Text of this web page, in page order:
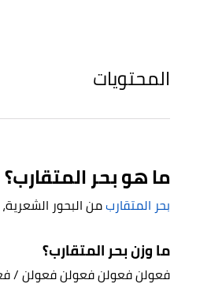
المحتويات
ما هو بحر المتقارب؟
بحر المتقاربمن البحور
ما وزن بحر المتقارب؟
فعولن فعولن فعولن فعولن /